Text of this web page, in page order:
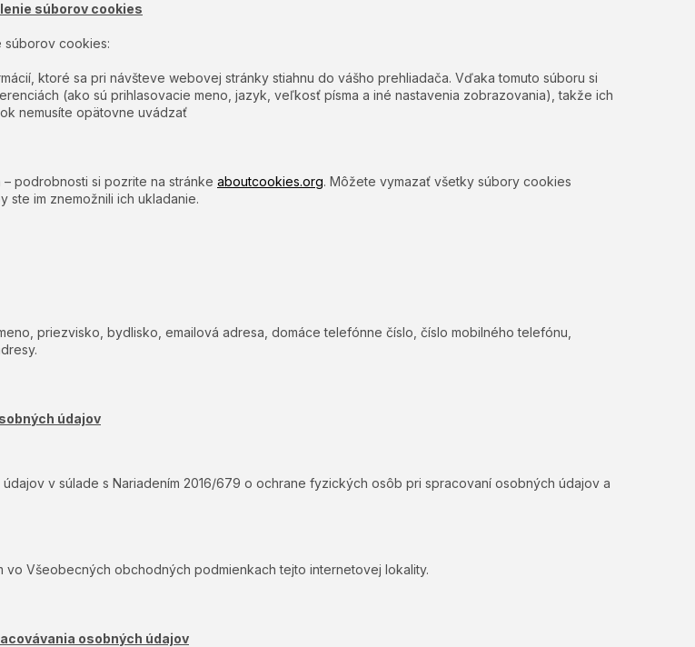
súborov cookies
súborov cookies:
ktoré sa pri návšteve webovej stránky stiahnu do vášho prehliadača. Vďaka tomuto súboru si
(ako sú prihlasovacie meno, jazyk, veľkosť písma a iné nastavenia zobrazovania), takže ich
nemusíte opätovne uvádzať
podrobnosti si pozrite na stránke aboutcookies.org. Môžete vymazať všetky súbory cookies
ste im znemožnili ich ukladanie.
priezvisko, bydlisko, emailová adresa, domáce telefónne číslo, číslo mobilného telefónu,
údajov
v súlade s Nariadením 2016/679 o ochrane fyzických osôb pri spracovaní osobných údajov a
Všeobecných obchodných podmienkach tejto internetovej lokality.
osobných údajov